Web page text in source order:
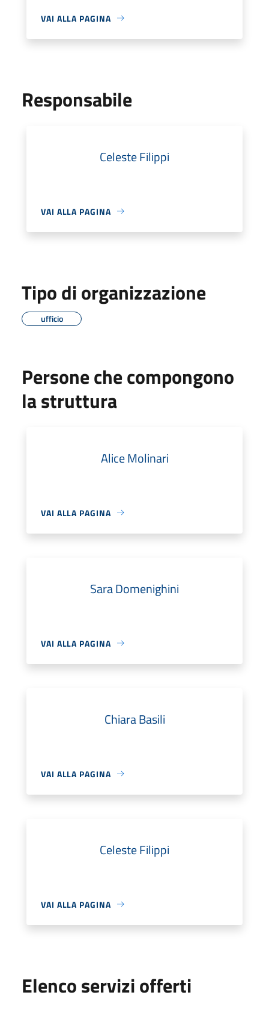
VAI ALLA PAGINA
Responsabile
Celeste Filippi
VAI ALLA PAGINA
Tipo di organizzazione
ufficio
Persone che compongono
la struttura
Alice Molinari
VAI ALLA PAGINA
Sara Domenighini
VAI ALLA PAGINA
Chiara Basili
VAI ALLA PAGINA
Celeste Filippi
VAI ALLA PAGINA
Elenco servizi offerti